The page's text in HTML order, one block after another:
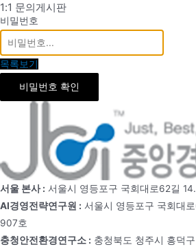
1:1 문의게시판
비밀번호
목록보기
비밀번호 확인
서울 본사 : 서울시 영등포구 국회대로62길
AI경영전략연구원 : 서울시 영등포구 국회대
907호
충청안전환경연구소 : 충청북도 청주시 흥덕